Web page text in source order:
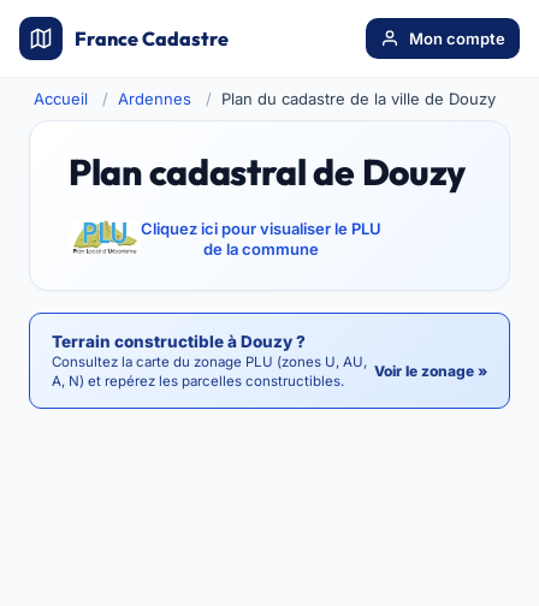
France Cadastre Mon compte
Accueil Ardennes Plan du cadastre de la ville de Douzy
Plan cadastral de Douzy
Cliquez ici pour visualiser le PLU
de la commune
Terrain constructible à Douzy ?
Consultez la carte du zonage PLU (zones U, AU,
A, N) et repérez les parcelles constructibles.
Voir le zonage »